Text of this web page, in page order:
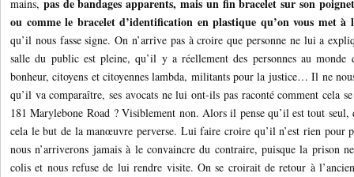
mains, pas de bandages apparents, mais un fin bracelet sur son
ou comme le bracelet d’identification en plastique qu’on vous met à
qu’il nous fasse signe. On n’arrive pas à croire que personne ne lui a
salle du public est pleine, qu’il y a réellement des personnes au monde
bonheur, citoyens et citoyennes lambda, militants pour la justice… Il ne
qu’il va comparaître, ses avocats ne lui ont-ils pas raconté comment cela
181 Marylebone Road ? Visiblement non. Alors il pense qu’il est tout seul,
cela le but de la manœuvre perverse. Lui faire croire qu’il n’est rien pour
nous n’arriverons jamais à le convaincre du contraire, puisque la prison
colis et nous refuse de lui rendre visite. On se croirait de retour à